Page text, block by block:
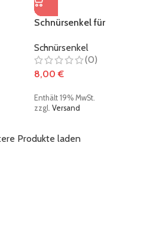
Schnürsenkel für
Schnürsenkel
(0)
8,00€
Enthält 19% MwSt.
zzgl. Versand
Produkte laden